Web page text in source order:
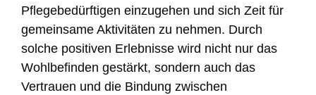
Pflegebedürftigen einzugehen und sich Zeit für
gemeinsame Aktivitäten zu nehmen. Durch
solche positiven Erlebnisse wird nicht nur das
Wohlbefinden gestärkt, sondern auch das
Vertrauen und die Bindung zwischen